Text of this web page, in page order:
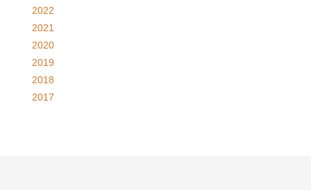
2022
2021
2020
2019
2018
2017